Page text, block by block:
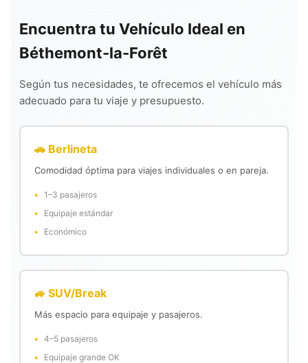
Encuentra tu Vehículo Ideal en
Béthemont-la-Forêt
Según tus necesidades, te ofrecemos el vehículo más
adecuado para tu viaje y presupuesto.
🚗 Berlineta
Comodidad óptima para viajes individuales o en pareja.
1–3 pasajeros
Equipaje estándar
Económico
🚙 SUV/Break
Más espacio para equipaje y pasajeros.
4–5 pasajeros
Equipaje grande OK